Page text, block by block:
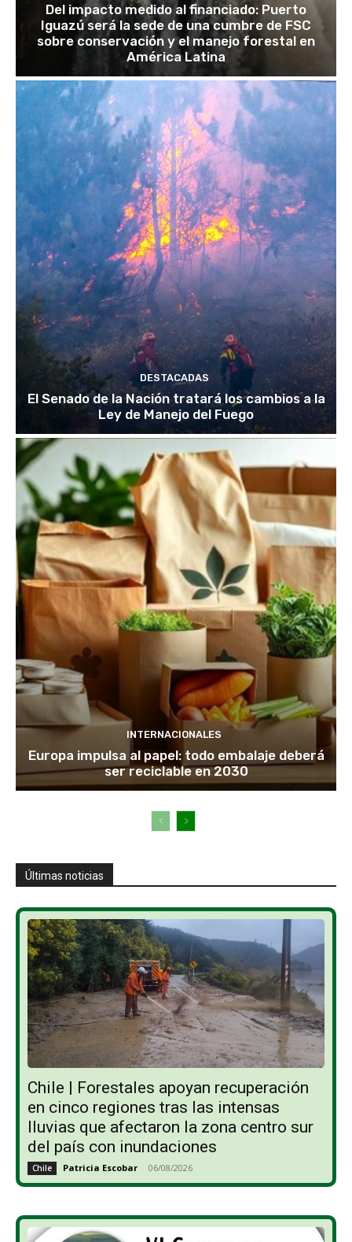
Del impacto medido al financiado: Puerto
Iguazú será la sede de una cumbre de FSC
sobre conservación y el manejo forestal en
América Latina
DESTACADAS
El Senado de la Nación tratará los cambios a la
Ley de Manejo del Fuego
INTERNACIONALES
Europa impulsa al papel: todo embalaje deberá
ser reciclable en 2030
Últimas noticias
Chile | Forestales apoyan recuperación
en cinco regiones tras las intensas
lluvias que afectaron la zona centro sur
del país con inundaciones
Chile Patricia Escobar - 06/08/2026